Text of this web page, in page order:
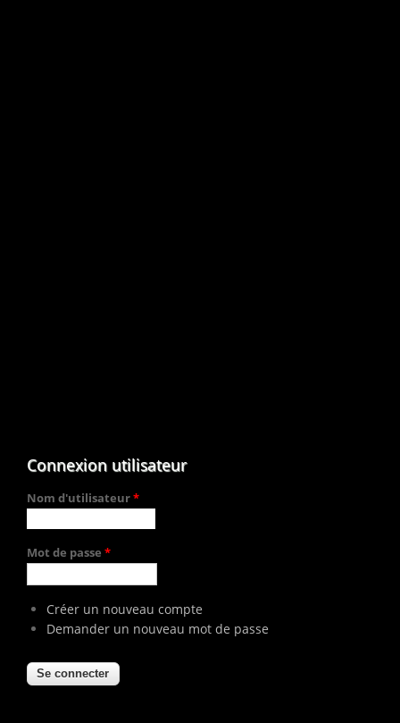
Connexion utilisateur
Nom d'utilisateur*
Mot de passe *
Créer un nouveau compte
Demander un nouveau mot de passe